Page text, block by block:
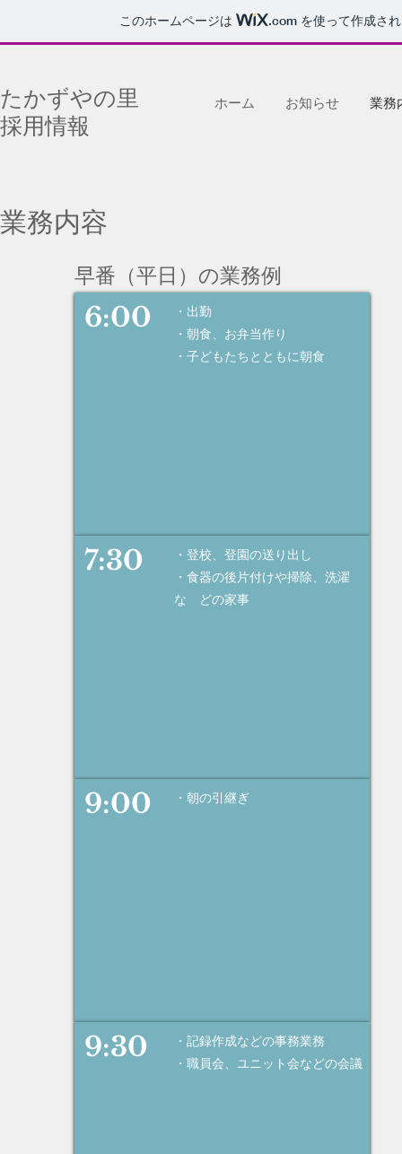
このホームページは .com を使って作成さ
たかずやの里
採用情報
ホーム お知らせ 業務
業務内容
早番（平日）の業務例
​6:00
・出勤
・朝食、お弁当作り
・子どもたちとともに朝食
​7:30
・登校、登園の送り出し
・食器の後片付けや掃除、洗濯
な どの家事
9:00 ・朝の引継ぎ
9:30
・記録作成などの事務業務
・職員会、ユニット会などの会議